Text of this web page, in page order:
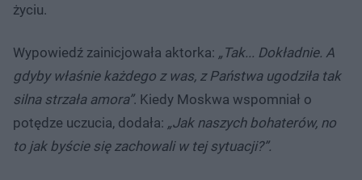
życiu.
Wypowiedź zainicjowała aktorka: „Tak... Dokładnie. A
gdyby właśnie każdego z was, z Państwa ugodziła tak
silna strzała amora”. Kiedy Moskwa wspomniał o
potędze uczucia, dodała: „Jak naszych bohaterów, no
to jak byście się zachowali w tej sytuacji?”.